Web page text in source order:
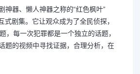
神器、懒人神器之称的“红色枫叶”
式剧集。它让观众成为了全民侦探，
，每一次犯罪都是一个独立的话题，
题的视频中寻找证据，合理分析，在